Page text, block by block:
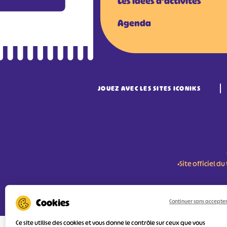
Agenda
JOUEZ AVEC LES SITES ICONIKS
•Site officiel
RÉSERVER MES BILLETS
Ce site utilise des cookies et vous donne le contrôle sur ceux que vous
Continuer sans accepter